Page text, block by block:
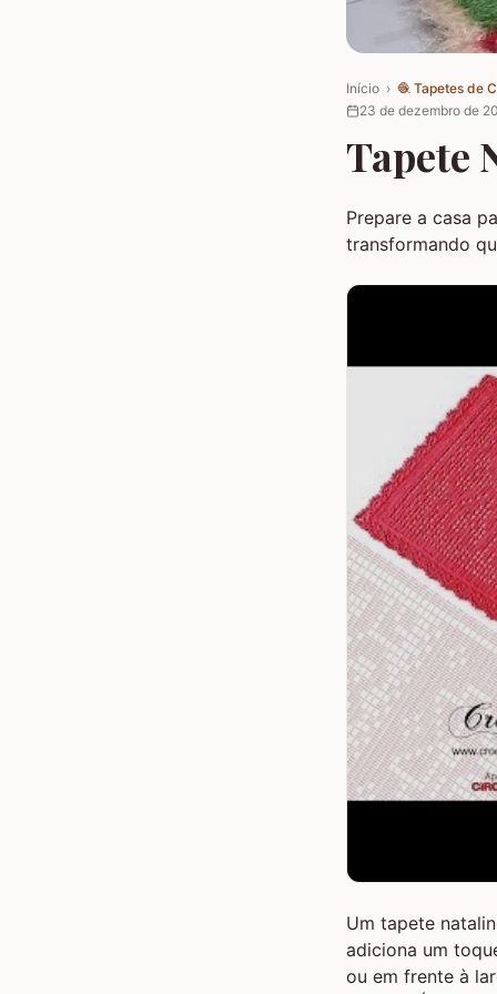
Início › 🧶 Tapetes de
23 de dezembro de
Tapete
Prepare a casa
transformando
Um tapete
adiciona um
ou em frente à